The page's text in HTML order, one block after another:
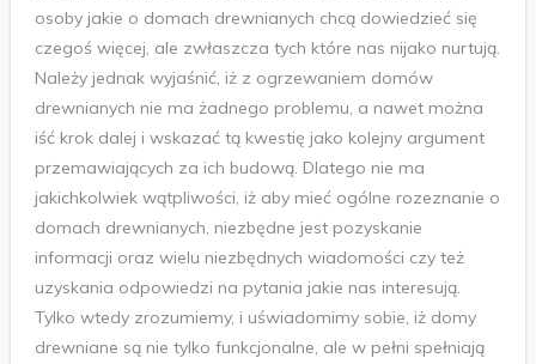
osoby jakie o domach drewnianych chcą dowiedzieć się
czegoś więcej, ale zwłaszcza tych które nas nijako nurtują.
Należy jednak wyjaśnić, iż z ogrzewaniem domów
drewnianych nie ma żadnego problemu, a nawet można
iść krok dalej i wskazać tą kwestię jako kolejny argument
przemawiających za ich budową. Dlatego nie ma
jakichkolwiek wątpliwości, iż aby mieć ogólne rozeznanie o
domach drewnianych, niezbędne jest pozyskanie
informacji oraz wielu niezbędnych wiadomości czy też
uzyskania odpowiedzi na pytania jakie nas interesują.
Tylko wtedy zrozumiemy, i uświadomimy sobie, iż domy
drewniane są nie tylko funkcjonalne, ale w pełni spełniają